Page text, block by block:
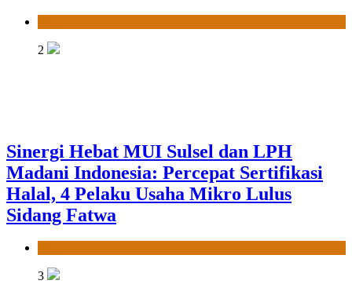
2
Sinergi Hebat MUI Sulsel dan LPH
Madani Indonesia: Percepat Sertifikasi
Halal, 4 Pelaku Usaha Mikro Lulus
Sidang Fatwa
3